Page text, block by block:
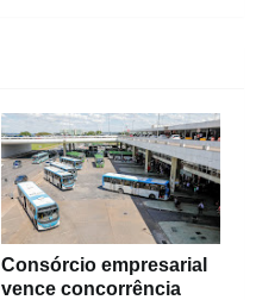
Consórcio empresarial
vence concorrência